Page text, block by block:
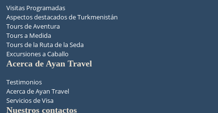
Visitas Programadas
Aspectos destacados de Turkmenistán
Tours de Aventura
Tours a Medida
Tours de la Ruta de la Seda
Excursiones a Caballo
Acerca de Ayan Travel
Testimonios
Acerca de Ayan Travel
Servicios de Visa
Nuestros contactos